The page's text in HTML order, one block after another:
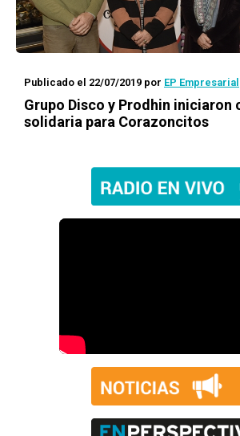
Publicado el 22/07/2019 por EP Empresarial
Grupo Disco y Prodhin iniciaron
solidaria para Corazoncitos